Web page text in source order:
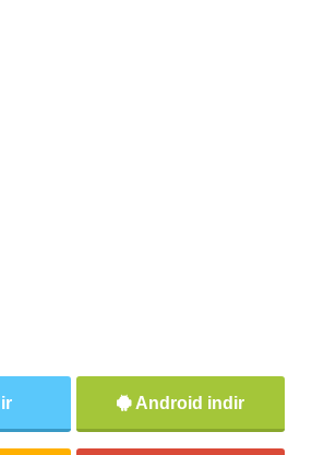
Android indir